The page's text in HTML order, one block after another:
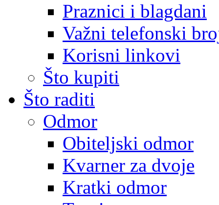
Praznici i blagdani
Važni telefonski
Korisni linkovi
Što kupiti
Što raditi
Odmor
Obiteljski odmor
Kvarner za dvoje
Kratki odmor